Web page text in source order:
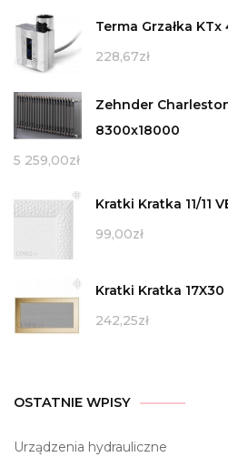
Terma Grzałka
228,67zł
Zehnder
8300x18000
5 259,00zł
Kratki Kratka 11/11
99,00zł
Kratki Kratka 17X30
242,25zł
OSTATNIE WPISY
Urządzenia hydrauliczne